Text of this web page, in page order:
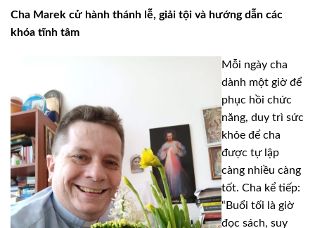
Cha Marek cử hành thánh lễ, giải tội và hướng dẫn các
khóa tĩnh tâm
Mỗi ngày cha
dành một giờ để
phục hồi chức
năng, duy trì sức
khỏe để cha
được tự lập
càng nhiều càng
tốt. Cha kể tiếp:
“Buổi tối là giờ
đọc sách, suy